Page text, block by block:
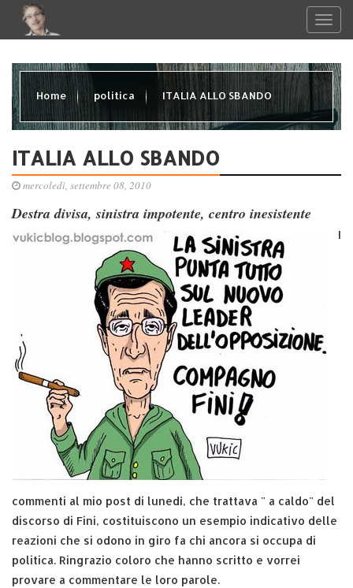
Home politica ITALIA ALLO SBANDO
ITALIA ALLO SBANDO
mercoledì, settembre 08, 2010
Destra divisa, sinistra impotente, centro inesistente
I
commenti al mio post di lunedì, che trattava " a caldo" del
discorso di Fini, costituiscono un esempio indicativo delle
reazioni che si odono in giro fa chi ancora si occupa di
politica. Ringrazio coloro che hanno scritto e vorrei
provare a commentare le loro parole.